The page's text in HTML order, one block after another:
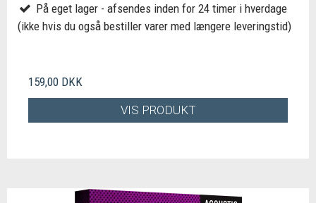
På eget lager - afsendes inden for 24 timer i hverdage
(ikke hvis du også bestiller varer med længere leveringstid)
159,00 DKK
VIS PRODUKT